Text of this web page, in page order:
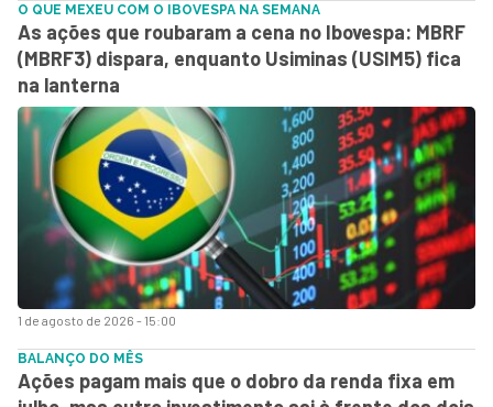
1 de agosto de 2026 - 15:00
O QUE MEXEU COM O IBOVESPA NA SEMANA
As ações que roubaram a cena no Ibovespa: MBRF
(MBRF3) dispara, enquanto Usiminas (USIM5) fica
na lanterna
BALANÇO DO MÊS
Ações pagam mais que o dobro da renda fixa em